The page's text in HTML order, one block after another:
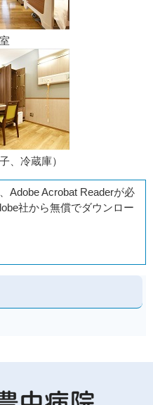
、冷蔵庫）
Adobe Acrobat Readerが必
社から無償でダウンロー